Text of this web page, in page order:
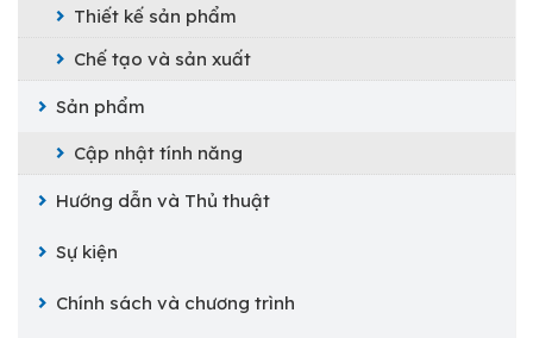
Thiết kế sản phẩm
Chế tạo và sản xuất
Sản phẩm
Cập nhật tính năng
Hướng dẫn và Thủ thuật
Sự kiện
Chính sách và chương trình